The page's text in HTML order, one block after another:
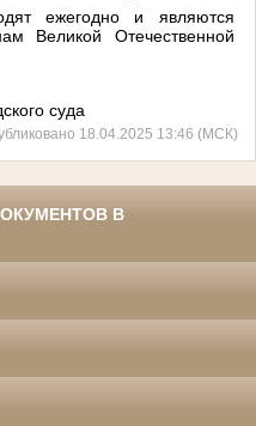
ежегодно и являются
Великой Отечественной
суда
18.04.2025 13:46 (МСК)
В